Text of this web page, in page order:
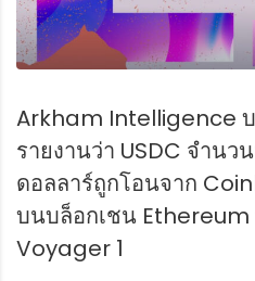
Arkham Intelligence
รายงานว่า USDC จำน
ดอลลาร์ถูกโอนจาก
บนบล็อกเชน
Voyager 1